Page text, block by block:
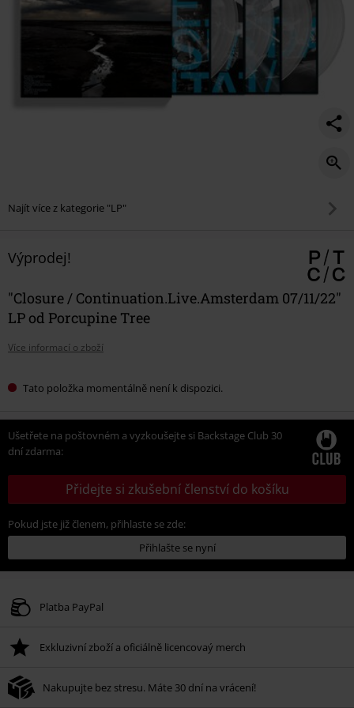
Najít více z kategorie "LP"
Výprodej!
"Closure / Continuation.Live.Amsterdam 07/11/22"
LP od Porcupine Tree
Více informací o zboží
Tato položka momentálně není k dispozici.
Ušetřete na poštovném a vyzkoušejte si Backstage Club 30
dní zdarma:
Přidejte si zkušební členství do košíku
Pokud jste již členem, přihlaste se zde:
Přihlašte se nyní
Platba PayPal
Exkluzivní zboží a oficiálně licencovaý merch
Nakupujte bez stresu. Máte 30 dní na vrácení!